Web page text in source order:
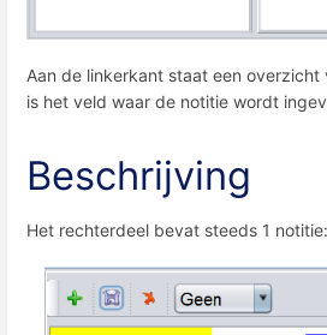
Aan de linkerkant staat een
is het veld waar de notitie wordt
Beschrijving
Het rechterdeel bevat steeds 1 notitie: